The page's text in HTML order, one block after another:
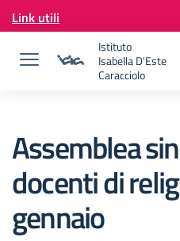
Vai ai contenuti
Vai al menu di navigazione
Link utili
Istituto
Isabella D'Este
Caracciolo
Assemblea
docenti di
gennaio